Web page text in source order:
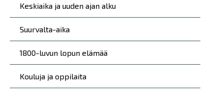
Keskiaika ja uuden ajan alku
Suurvalta-aika
1800-luvun lopun elämää
Kouluja ja oppilaita